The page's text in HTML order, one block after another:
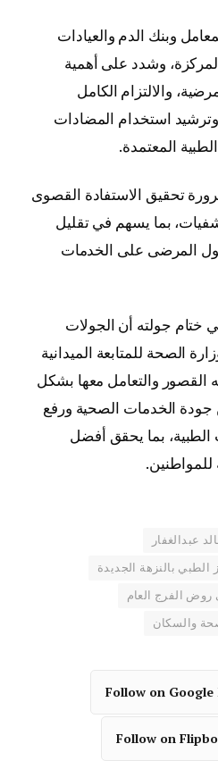
وبنك الدم والعيادات
وشدد على أهمية
والالتزام الكامل
استخدام المضادات
المعتمدة.
تحقيق الاستفادة القصوى
بما يسهم في تقليل
المرضى على الخدمات
ختام جولته أن الجولات
الصحة للمتابعة الميدانية
والتعامل معها بشكل
الخدمات الصحية ورفع
الطبية، بما يحقق أفضل
عبدالغفار
الطبي بالنزهة الجديدة
الفرج العام
والسكان
Follow on Google
Follow on